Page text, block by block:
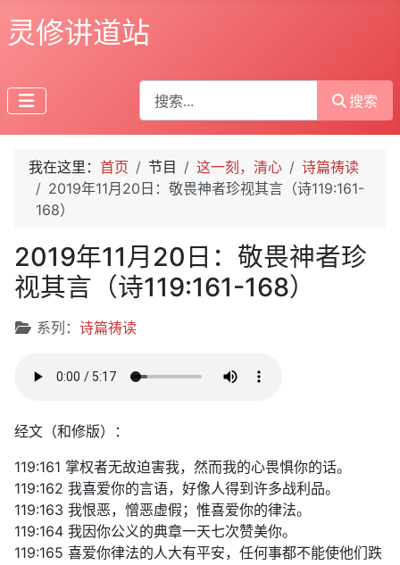
灵修讲道站
搜索
搜索
我在这里： 首页 节目 这一刻，清心
诗篇祷读
2019年11月20日：敬畏神者珍视其言（诗119:161-
168）
2019年11月20日：敬畏神者珍
视其言（诗119:161-168）
文章信息
系列： 诗篇祷读
经文（和修版）：
119:161 掌权者无故迫害我，然而我的心畏惧你的话。
119:162 我喜爱你的言语，好像人得到许多战利品。
119:163 我恨恶，憎恶虚假；惟喜爱你的律法。
119:164 我因你公义的典章一天七次赞美你。
119:165 喜爱你律法的人大有平安，任何事都不能使他们跌